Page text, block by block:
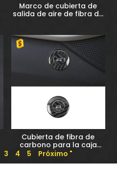
Marco de cubierta de
salida de aire de fibra de
Cubierta de fibra de
carbono para la caja
trasera del maletero de
3 4 5 Próximo "